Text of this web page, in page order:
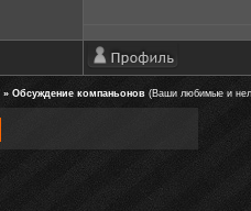
» Обсуждение компаньонов (Ваши любимые и